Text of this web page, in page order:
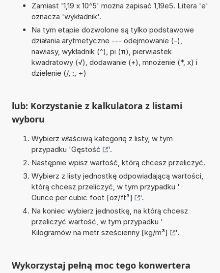
Zamiast '1,19 x 10^5' można zapisać 1,19e5. Litera 'e'
oznacza 'wykładnik'.
Na tym etapie dozwolone są tylko podstawowe
działania arytmetyczne --- odejmowanie (-),
nawiasy, wykładnik (^), pi (π), pierwiastek
kwadratowy (√), dodawanie (+), mnożenie (*, x) i
dzielenie (/, :, ÷)
lub: Korzystanie z kalkulatora z listami
wyboru
Wybierz właściwą kategorię z listy, w tym
przypadku 'Gęstość
'.
Następnie wpisz wartość, którą chcesz przeliczyć.
Wybierz z listy jednostkę odpowiadającą wartości,
którą chcesz przeliczyć, w tym przypadku '
Ounce per cubic foot [oz/ft³]
'.
Na koniec wybierz jednostkę, na którą chcesz
przeliczyć wartość, w tym przypadku '
Kilogramów na metr sześcienny [kg/m³]
'.
Wykorzystaj pełną moc tego konwertera